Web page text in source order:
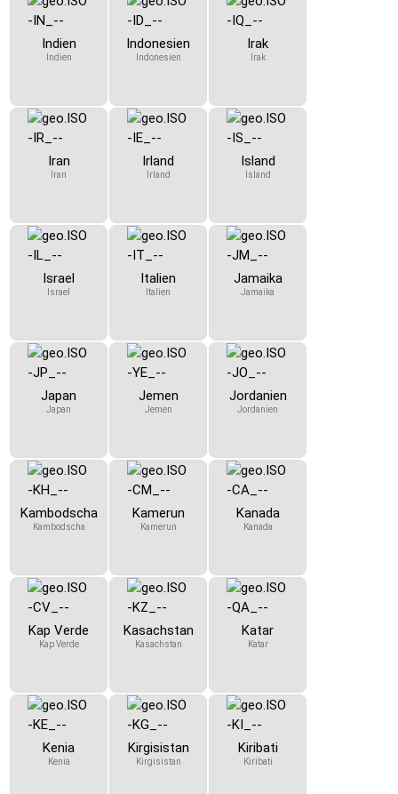
Indien
Indien
Indonesien
Indonesien
Irak
Irak
Iran
Iran
Irland
Irland
Island
Island
Israel
Israel
Italien
Italien
Jamaika
Jamaika
Japan
Japan
Jemen
Jemen
Jordanien
Jordanien
Kambodscha
Kambodscha
Kamerun
Kamerun
Kanada
Kanada
Kap Verde
Kap Verde
Kasachstan
Kasachstan
Katar
Katar
Kenia
Kenia
Kirgisistan
Kirgisistan
Kiribati
Kiribati